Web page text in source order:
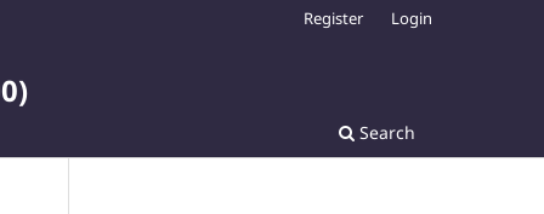
Search
Register Login